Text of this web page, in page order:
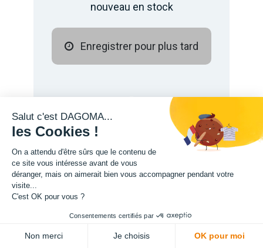
nouveau en stock
Enregistrer pour plus tard
Description
Salut c'est DAGOMA...
les Cookies !
On a attendu d'être sûrs que le contenu de
ce site vous intéresse avant de vous
déranger, mais on aimerait bien vous accompagner pendant votre
visite...
C'est OK pour vous ?
Consentements certifiés par
Non merci Je choisis OK pour moi